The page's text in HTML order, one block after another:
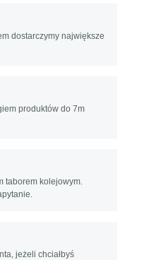
dostarczymy największe
produktów do 7m
taborem kolejowym.
jeżeli chciałbyś